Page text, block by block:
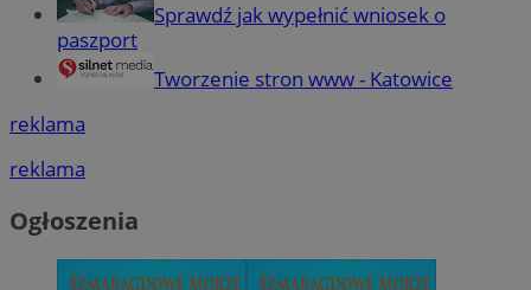
Sprawdź jak wypełnić wniosek o
paszport
Tworzenie stron www - Katowice
reklama
reklama
Ogłoszenia